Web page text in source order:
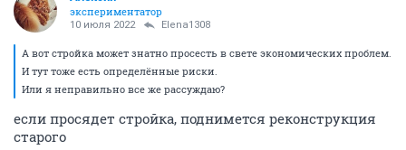
экспериментатор
10 июля 2022 Elena1308
А вот стройка может знатно просесть в свете экономических проблем.
И тут тоже есть определённые риски.
Или я неправильно все же рассуждаю?
если просядет стройка, поднимется реконструкция
старого